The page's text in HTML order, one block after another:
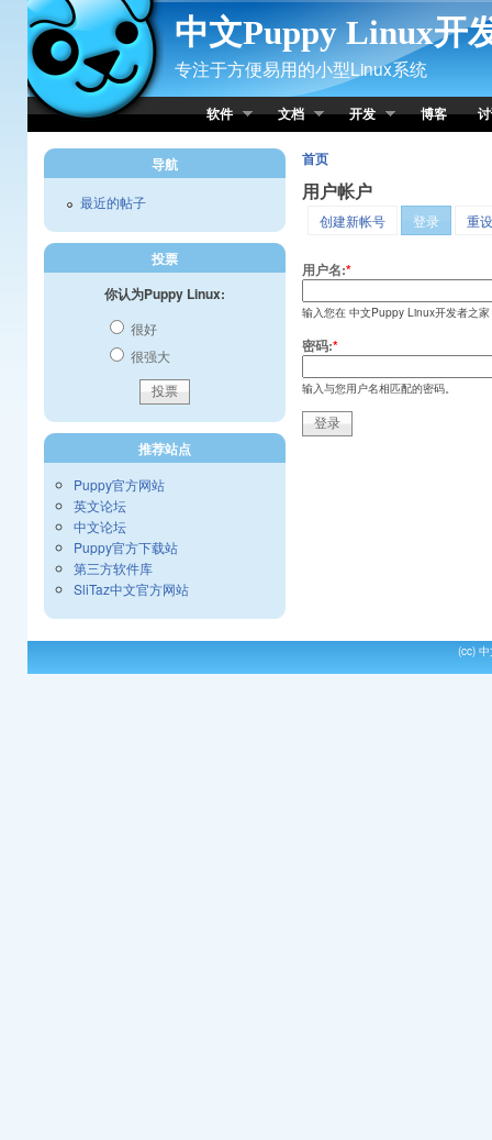
Skip to Content
中文Puppy Linux开
专注于方便易用的小型Linux系统
软件 文档 开发 博客
首页
用户帐户
创建新帐号 登录 重
用户名:*
输入您在 中文Puppy Linux开发者之
密码:*
输入与您用户名相匹配的密码。
导航
最近的帖子
投票
你认为Puppy Linux:
很好
很强大
推荐站点
Puppy官方网站
英文论坛
中文论坛
Puppy官方下载站
第三方软件库
SliTaz中文官方网站
(cc)中